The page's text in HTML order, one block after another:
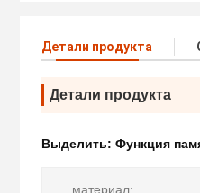
Детали продукта
Детали продукта
Выделить: Функция
материал: